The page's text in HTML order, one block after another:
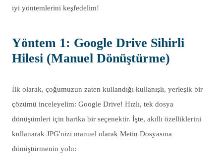
iyi yöntemlerini keşfedelim!
Yöntem 1: Google Drive Sihirli
Hilesi (Manuel Dönüştürme)
İlk olarak, çoğumuzun zaten kullandığı kullanışlı, yerleşik bir
çözümü inceleyelim: Google Drive! Hızlı, tek dosya
dönüşümleri için harika bir seçenektir. İşte, akıllı özelliklerini
kullanarak JPG'nizi manuel olarak Metin Dosyasına
dönüştürmenin yolu: